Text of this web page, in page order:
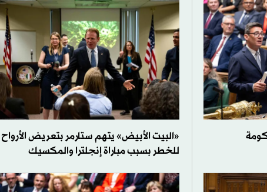
«البيت الأبيض» يتهم ستارمر بتعريض الأرواح
للخطر بسبب مباراة إنجلترا والمكسيك